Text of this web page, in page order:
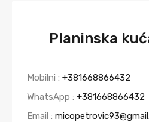
Planinska
Mobilni : +381668866432
WhatsApp : +381668866432
Email :